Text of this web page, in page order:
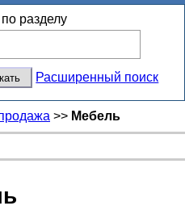
разделу
Расширенный поиск
>> Мебель